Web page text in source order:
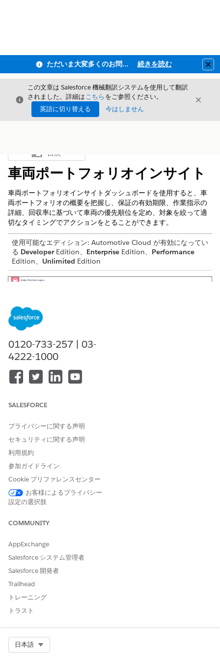
ただいま大変多くのお問い合わせをいただいており、ご連絡までにお時間を頂戴しております 続きを読む
閉じる
この文章は Salesforce 機械翻訳システムを使用して翻訳
されました。詳細はこちら をご参照ください。
英語に切り替える
今はしません
閉じる
目次を表示
目次
車両ポートフォリオインサイト
車両ポートフォリオインサイトダッシュボードを使用すると、車
両ポートフォリオの概要を把握し、保証の有効期限、作業指示の
詳細、回収率に基づいて車両の優先順位を定め、対象を絞って適
切なタイミングでアクションをとることができます。
使用可能なエディション: Automotive Cloud が有効になってい
る DeveloperEdition、 Enterprise Edition、 Performance
Edition、 Unlimited Edition
このダッシュボードでは、次の情報が得られます。
車両ポートフォリオ内の車両の合計台数
車両ポートフォリオ内の車両の市場価値と残存価値
ポートフォリオ内の車両の分布
早急な対応が必要な車両 (保証の有効期限に基づく)
回収が発生した車両
各作業指示を完了するまでの残存日数
この記事で問題は解決されましたか?
0120-733-257 | 03-
4222-1000
SALESFORCE
プライバシーに関する声明
セキュリティに関する声明
利用規約
参加ガイドライン:
Cookie プリファレンスセンター
お客様によるプライバシー
設定の選択肢
COMMUNITY
AppExchange
Salesforce システム管理者
Salesforce 開発者
Trailhead
トレーニング
トラスト
日本語